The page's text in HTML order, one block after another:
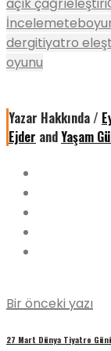
İnceleme
dergitiyatro
oyunu
Yazar Hakkında /
Ejder andYaşam
Bir önceki yazı
27 Mart Dünya Tiyatro